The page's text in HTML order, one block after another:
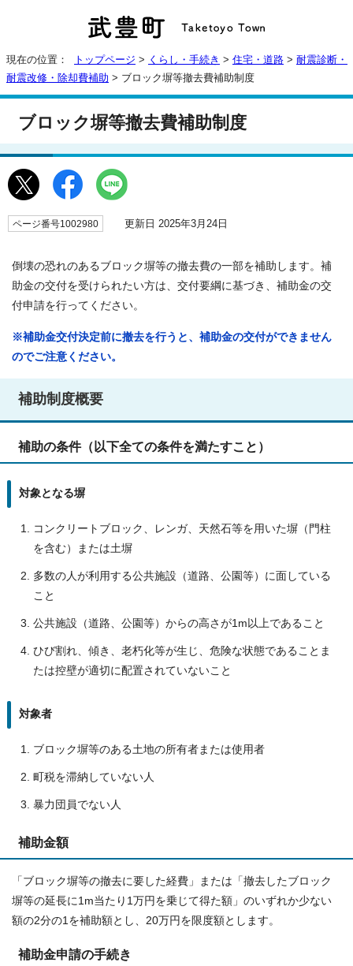
現在の位置： トップページ > くらし・手続き > 住宅・道路 > 耐震診断・
耐震改修・除却費補助 > ブロック塀等撤去費補助制度
ブロック塀等撤去費補助制度
ページ番号1002980 更新日 2025年3月24日
倒壊の恐れのあるブロック塀等の撤去費の一部を補助します。補
助金の交付を受けられたい方は、交付要綱に基づき、補助金の交
付申請を行ってください。
※補助金交付決定前に撤去を行うと、補助金の交付ができません
のでご注意ください。
補助制度概要
補助の条件（以下全ての条件を満たすこと）
対象となる塀
コンクリートブロック、レンガ、天然石等を用いた塀（門柱
を含む）または土塀
多数の人が利用する公共施設（道路、公園等）に面している
こと
公共施設（道路、公園等）からの高さが1m以上であること
ひび割れ、傾き、老朽化等が生じ、危険な状態であることま
たは控壁が適切に配置されていないこと
対象者
ブロック塀等のある土地の所有者または使用者
町税を滞納していない人
暴力団員でない人
補助金額
「ブロック塀等の撤去に要した経費」または「撤去したブロック
塀等の延長に1m当たり1万円を乗じて得た額」のいずれか少ない
額の2分の1を補助額とし、20万円を限度額とします。
補助金申請の手続き